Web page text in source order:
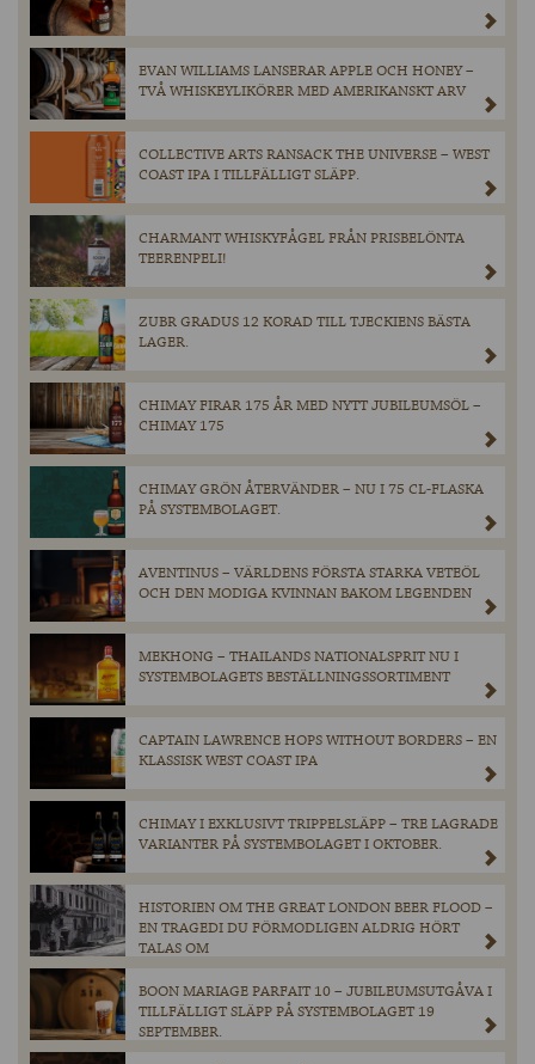
EVAN WILLIAMS LANSERAR APPLE OCH HONEY –
TVÅ WHISKEYLIKÖRER MED AMERIKANSKT ARV
COLLECTIVE ARTS RANSACK THE UNIVERSE – WEST
COAST IPA I TILLFÄLLIGT SLÄPP.
CHARMANT WHISKYFÅGEL FRÅN PRISBELÖNTA
TEERENPELI!
ZUBR GRADUS 12 KORAD TILL TJECKIENS BÄSTA
LAGER.
CHIMAY FIRAR 175 ÅR MED NYTT JUBILEUMSÖL –
CHIMAY 175
CHIMAY GRÖN ÅTERVÄNDER – NU I 75 CL-FLASKA
PÅ SYSTEMBOLAGET.
AVENTINUS – VÄRLDENS FÖRSTA STARKA VETEÖL
OCH DEN MODIGA KVINNAN BAKOM LEGENDEN
MEKHONG – THAILANDS NATIONALSPRIT NU I
SYSTEMBOLAGETS BESTÄLLNINGSSORTIMENT
CAPTAIN LAWRENCE HOPS WITHOUT BORDERS – EN
KLASSISK WEST COAST IPA
CHIMAY I EXKLUSIVT TRIPPELSLÄPP – TRE LAGRADE
VARIANTER PÅ SYSTEMBOLAGET I OKTOBER.
HISTORIEN OM THE GREAT LONDON BEER FLOOD –
EN TRAGEDI DU FÖRMODLIGEN ALDRIG HÖRT
TALAS OM
BOON MARIAGE PARFAIT 10 – JUBILEUMSUTGÅVA I
TILLFÄLLIGT SLÄPP PÅ SYSTEMBOLAGET 19
SEPTEMBER.